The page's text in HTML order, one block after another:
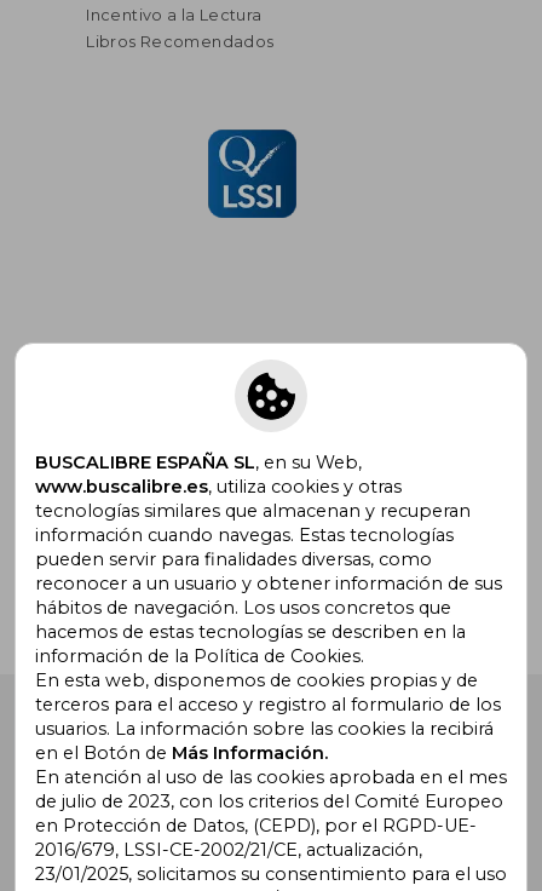
Incentivo a la Lectura
Libros Recomendados
Suscríbete para recibir ofertas y
promociones
¿Necesitas ayuda?
Ir a Centro de Soporte
Buscalibre España . Calle Energía, 65, Nave 3 (08940),
Cornellà de Llobregat, Barcelona. Derechos Reservados.
BUSCALIBRE ESPAÑA SL, en su Web,
www.buscalibre.es, utiliza cookies y otras
tecnologías similares que almacenan y recuperan
información cuando navegas. Estas tecnologías
pueden servir para finalidades diversas, como
reconocer a un usuario y obtener información de sus
hábitos de navegación. Los usos concretos que
hacemos de estas tecnologías se describen en la
información de la Política de Cookies.
En esta web, disponemos de cookies propias y de
terceros para el acceso y registro al formulario de los
usuarios. La información sobre las cookies la recibirá
en el Botón de Más Información.
En atención al uso de las cookies aprobada en el mes
de julio de 2023, con los criterios del Comité Europeo
en Protección de Datos, (CEPD), por el RGPD-UE-
2016/679, LSSI-CE-2002/21/CE, actualización,
23/01/2025, solicitamos su consentimiento para el uso